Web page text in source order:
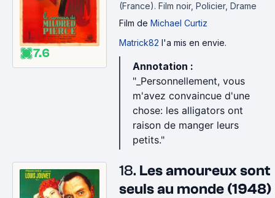
7.6
(France). Film noir, Policier, Drame
Film de Michael Curtiz
Matrick82 l'a mis en envie.
Annotation :
"_Personnellement, vous
m'avez convaincue d'une
chose: les alligators ont
raison de manger leurs
petits."
18. Les amoureux sont
seuls au monde (1948)